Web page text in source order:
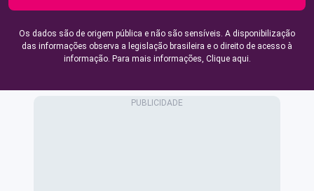
Os dados são de origem pública e não são sensíveis. A disponibilização
das informações observa a legislação brasileira e o direito de acesso à
informação. Para mais informações, Clique aqui.